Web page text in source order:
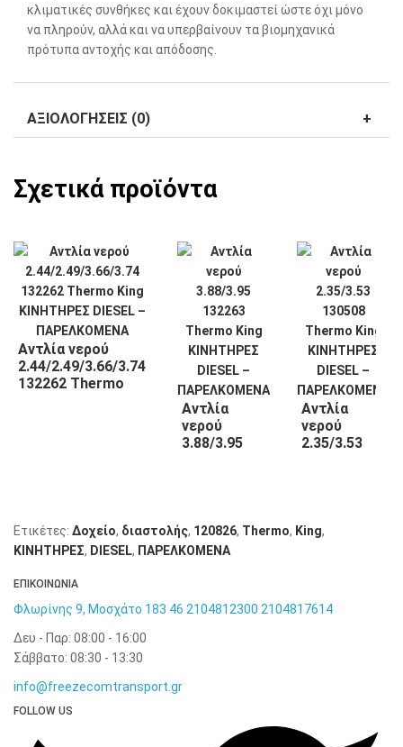
κλιματικές συνθήκες και έχουν δοκιμαστεί ώστε όχι μόνο
να πληρούν, αλλά και να υπερβαίνουν τα βιομηχανικά
πρότυπα αντοχής και απόδοσης.
ΑΞΙΟΛΟΓΉΣΕΙΣ (0)
Σχετικά προϊόντα
Αντλία νερού
2.44/2.49/3.66/3.74
132262 Thermo
Αντλία
νερού
3.88/3.95
Αντλία
νερού
2.35/3.53
Ετικέτες: Δοχείο, διαστολής, 120826, Thermo, King,
KΙΝΗΤΗΡΕΣ, DIESEL, ΠΑΡΕΛΚΟΜΕΝΑ
ΕΠΙΚΟΙΝΩΝΙΑ
Φλωρίνης 9, Μοσχάτο 183 46 2104812300 2104817614
Δευ - Παρ: 08:00 - 16:00
Σάββατο: 08:30 - 13:30
info@freezecomtransport.gr
FOLLOW US